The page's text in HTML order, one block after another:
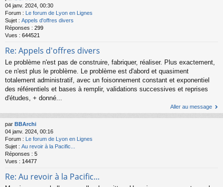
04 janv. 2024, 00:30
Forum :
Le forum de Lyon en Lignes
Sujet : Appels d'offres divers
Réponses : 299
Vues : 644521
Re: Appels d'offres divers
Le problème n'est pas de construire, fabriquer, réaliser. Plus exactement,
ce n'est plus le problème. Le problème est d'abord et quasiment
totalement administratif, avec un foisonnement constant et exponentiel
des référentiels et bases à remplir, validations successives et reprises
d'études, + donné...
Aller au message
par BBArchi
04 janv. 2024, 00:16
Forum : Le forum de Lyon en Lignes
Sujet : Au revoir à la Pacific...
Réponses : 5
Vues : 14477
Re: Au revoir à la Pacific...